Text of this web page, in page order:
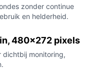
zonder continue
en helderheid.
480×272 pixels
dichtbij monitoring,